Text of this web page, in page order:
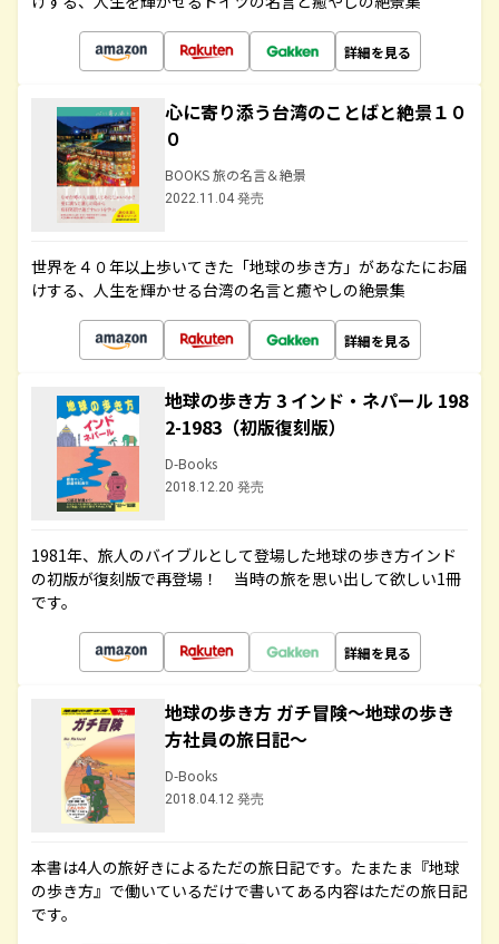
詳細を見る
心に寄り添う台湾のことばと絶景１０
０
BOOKS 旅の名言＆絶景
2022.11.04 発売
世界を４０年以上歩いてきた「地球の歩き方」があなたにお届
けする、人生を輝かせる台湾の名言と癒やしの絶景集
詳細を見る
地球の歩き方 3 インド・ネパール 198
2-1983（初版復刻版）
D-Books
2018.12.20 発売
1981年、旅人のバイブルとして登場した地球の歩き方インド
の初版が復刻版で再登場！ 当時の旅を思い出して欲しい1冊
です。
詳細を見る
地球の歩き方 ガチ冒険～地球の歩き
方社員の旅日記～
D-Books
2018.04.12 発売
本書は4人の旅好きによるただの旅日記です。たまたま『地球
の歩き方』で働いているだけで書いてある内容はただの旅日記
です。